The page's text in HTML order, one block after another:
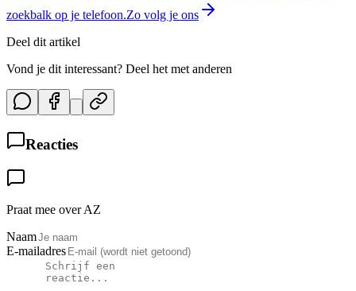
zoekbalk op je telefoon.Zo volg je ons
Deel dit artikel
Vond je dit interessant? Deel het met anderen
Reacties
Praat mee over AZ
Naam
E-mailadres